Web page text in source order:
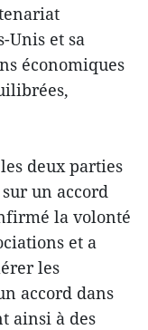
Unis et sa
économiques
deux parties
un accord
la volonté
et a
les
accord dans
ainsi à des